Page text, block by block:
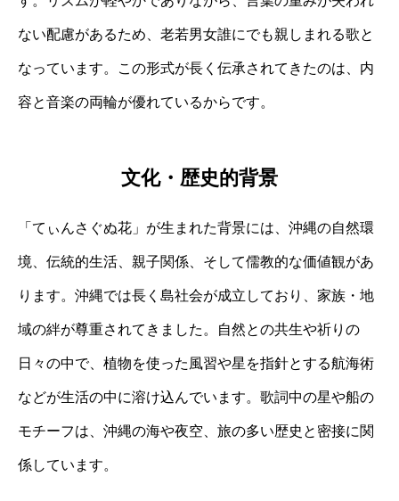
ない配慮があるため、老若男女誰にでも親しまれる歌と
なっています。この形式が長く伝承されてきたのは、内
容と音楽の両輪が優れているからです。
文化・歴史的背景
「てぃんさぐぬ花」が生まれた背景には、沖縄の自然環
境、伝統的生活、親子関係、そして儒教的な価値観があ
ります。沖縄では長く島社会が成立しており、家族・地
域の絆が尊重されてきました。自然との共生や祈りの
日々の中で、植物を使った風習や星を指針とする航海術
などが生活の中に溶け込んでいます。歌詞中の星や船の
モチーフは、沖縄の海や夜空、旅の多い歴史と密接に関
係しています。